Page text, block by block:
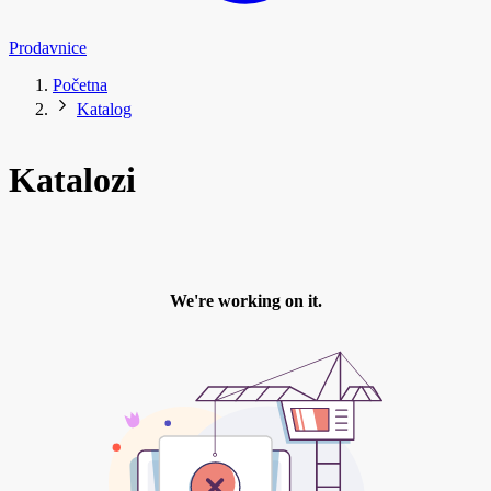
Prodavnice
Početna
Katalog
Katalozi